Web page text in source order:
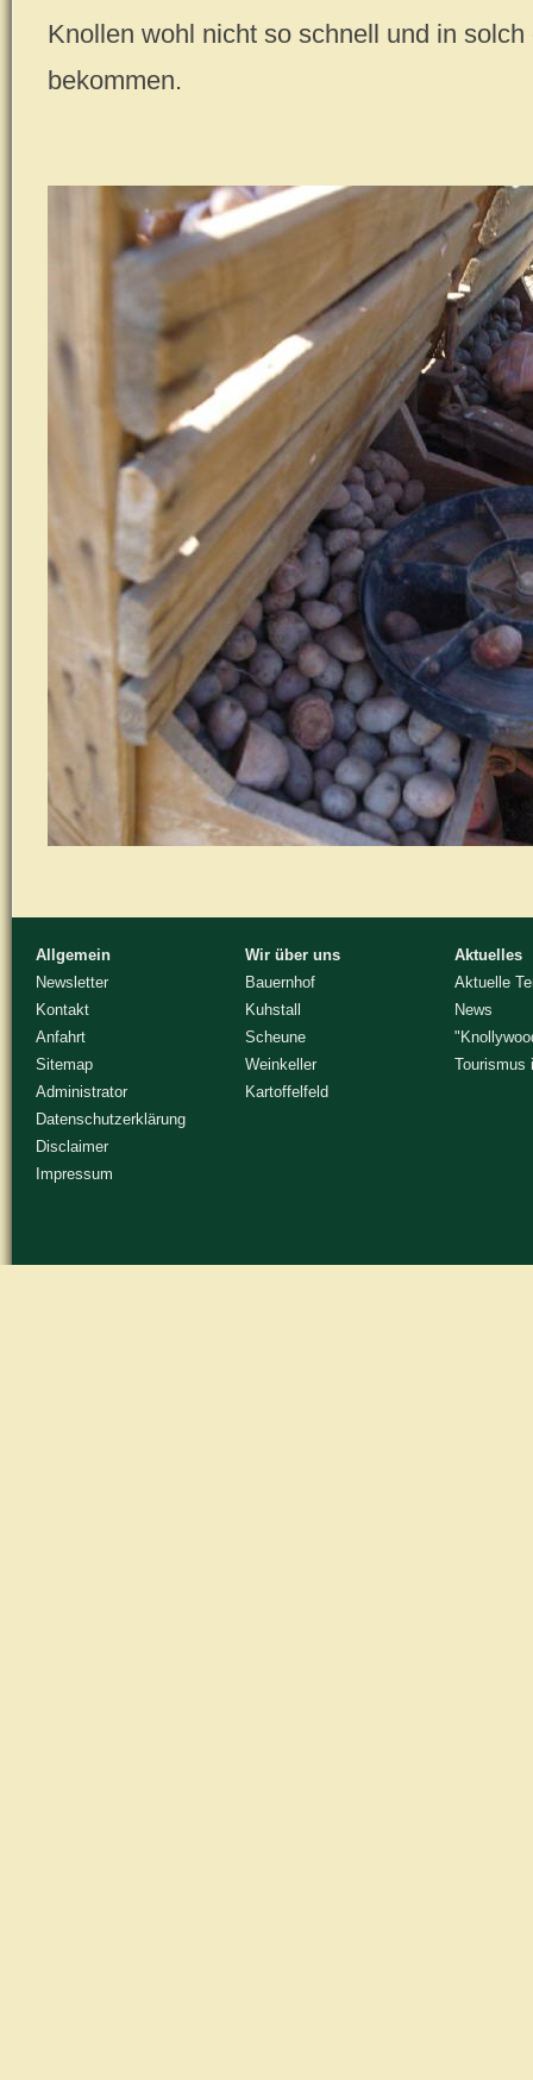
Knollen wohl nicht so schnell und in
bekommen.
Allgemein
Newsletter
Kontakt
Anfahrt
Sitemap
Administrator
Datenschutzerklärung
Disclaimer
Impressum
Wir über uns
Bauernhof
Kuhstall
Scheune
Weinkeller
Kartoffelfeld
Aktuelles
Aktuelle
News
Tourismus